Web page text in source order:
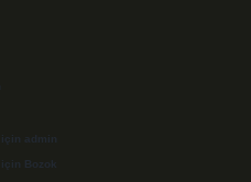
admin
Bozok